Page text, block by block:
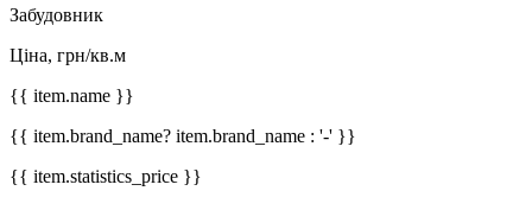
Забудовник
Ціна, грн/кв.м
{{ item.name }}
{{ item.brand_name? item.brand_name : '-' }}
{{ item.statistics_price }}